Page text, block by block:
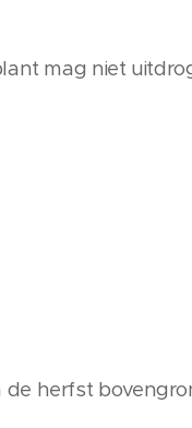
mag niet
de herfst